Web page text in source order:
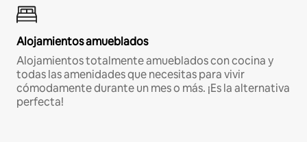
Alojamientos amueblados
Alojamientos totalmente amueblados con cocina y
todas las amenidades que necesitas para vivir
cómodamente durante un mes o más. ¡Es la alternativa
perfecta!